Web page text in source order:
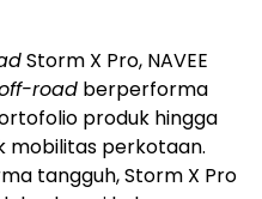
Storm X Pro, NAVEE
road berperforma
produk hingga
mobilitas perkotaan.
tangguh, Storm X Pro